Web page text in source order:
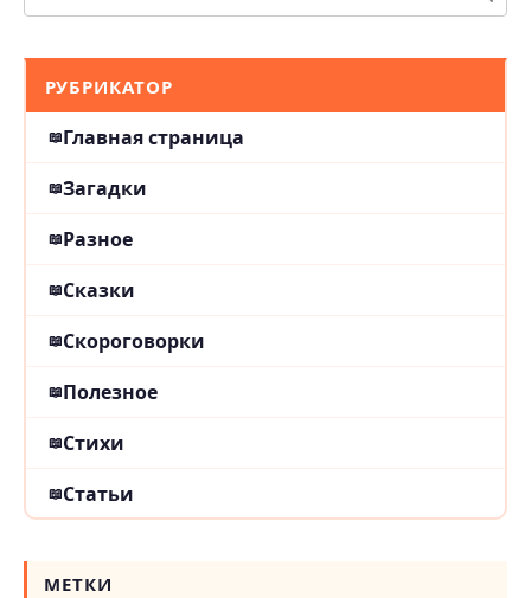
РУБРИКАТОР
Главная страница
Загадки
Разное
Сказки
Скороговорки
Полезное
Стихи
Статьи
МЕТКИ